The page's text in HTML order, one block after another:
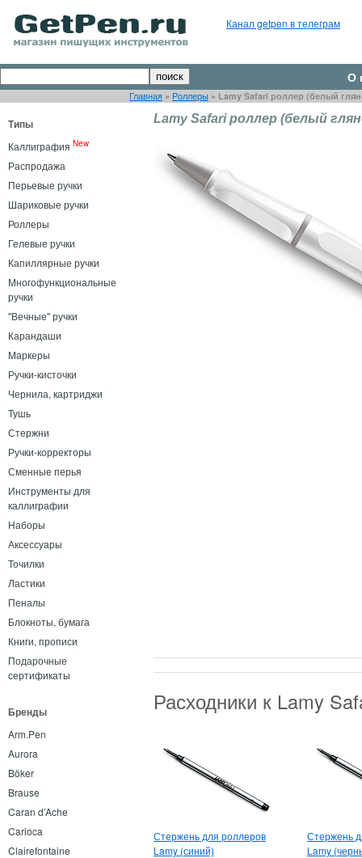
Канал getpen в телеграм
О
Главная » Роллеры » Lamy Safari роллер (белый
Типы
Каллиграфия New
Распродажа
Перьевые ручки
Шариковые ручки
Роллеры
Гелевые ручки
Капиллярные ручки
Многофункциональные
ручки
"Вечные" ручки
Карандаши
Маркеры
Ручки-кисточки
Чернила, картриджи
Тушь
Стержни
Ручки-корректоры
Сменные перья
Инструменты для
каллиграфии
Наборы
Аксессуары
Точилки
Ластики
Пеналы
Блокноты, бумага
Книги, прописи
Подарочные
сертификаты
Бренды
Arm.Pen
Aurora
Böker
Brause
Caran d’Ache
Carioca
Clairefontaine
Lamy Safari роллер (белый
Расходники к Lamy
Стержень для роллеров
Lamy (синий)
Стержень
Lamy